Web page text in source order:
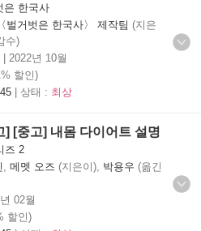
은 한국사
벌거벗은 한국사〉 제작팀 (지은
수)
| 2022년 10월
할인)
| 상태 : 최상
] [중고] 내몸 다이어트 설명
즈 2
메멧 오즈 (지은이), 박용우 (옮긴
02월
할인)